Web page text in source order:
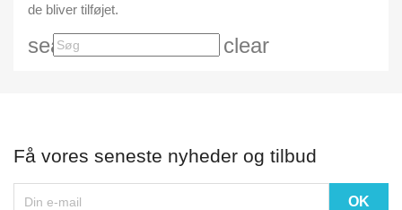
de bliver tilføjet.
search clear
Få vores seneste nyheder og tilbud